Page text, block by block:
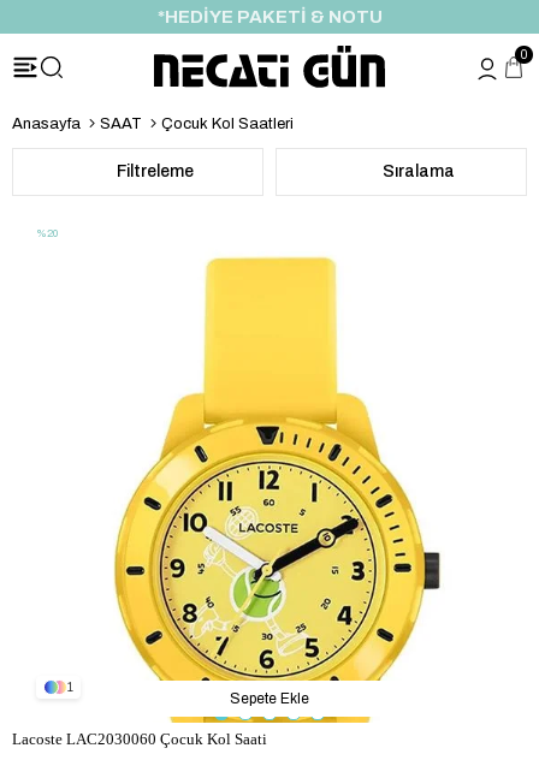
*HEDİYE PAKETİ & NOTU
0
Anasayfa SAAT Çocuk Kol Saatleri
Filtreleme Sıralama
1
Lacoste LAC2030060 Çocuk Kol Saati
Sepete Ekle
%20